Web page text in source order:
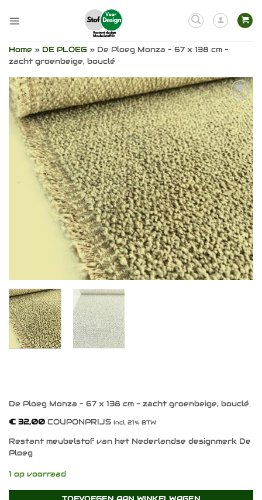
naar
Home » DE PLOEG » De Ploeg Monza – 67 x 138 cm –
zacht groenbeige, bouclé
Toevoegen
aan
verlanglijst
De Ploeg Monza – 67 x 138 cm – zacht groenbeige, bouclé
€ 32,00 COUPONPRIJS Incl. 21% BTW
Restant meubelstof van het Nederlandse designmerk De
Ploeg
1 op voorraad